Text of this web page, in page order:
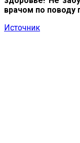
врачом по поводу
Источник